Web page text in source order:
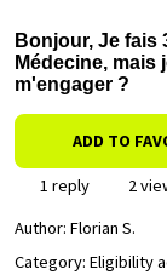
Bonjour, Je fais
Médecine, mais
m'engager ?
ADD TO
1 reply
2
Author: Florian S.
Category: Eligibility